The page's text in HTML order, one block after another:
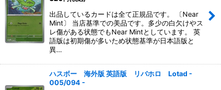
出品しているカードは全て正規品です。 〔Near
Mint〕 当店基準での美品です。多少の白欠けやス
レ傷がある状態でもNear Mintとしています。 英
語版は初期傷が多いため状態基準が日本語版と
異…
ハスボー 海外版 英語版 リバホロ Lotad -
005/094 -